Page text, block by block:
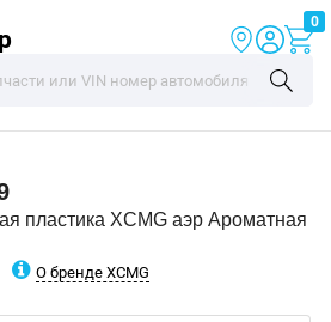
0
пластика XCMG аэр Ароматная
О бренде XCMG